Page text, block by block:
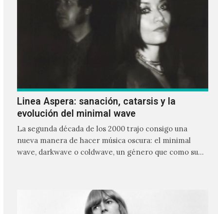
Linea Aspera: sanación, catarsis y la
evolución del minimal wave
La segunda década de los 2000 trajo consigo una
nueva manera de hacer música oscura: el minimal
wave, darkwave o coldwave, un género que como su